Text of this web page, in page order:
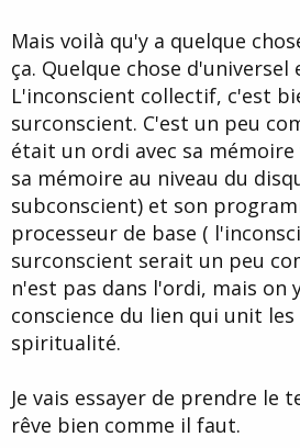
Mais voilà qu'y a quelque
ça. Quelque chose
L'inconscient collectif, c'est
surconscient. C'est un peu
était un ordi avec sa mémoire
sa mémoire au niveau du
subconscient) et son
processeur de base (
surconscient serait un peu
n'est pas dans l'ordi, mais on
conscience du lien qui unit les
spiritualité.
Je vais essayer de prendre le
rêve bien comme il faut.